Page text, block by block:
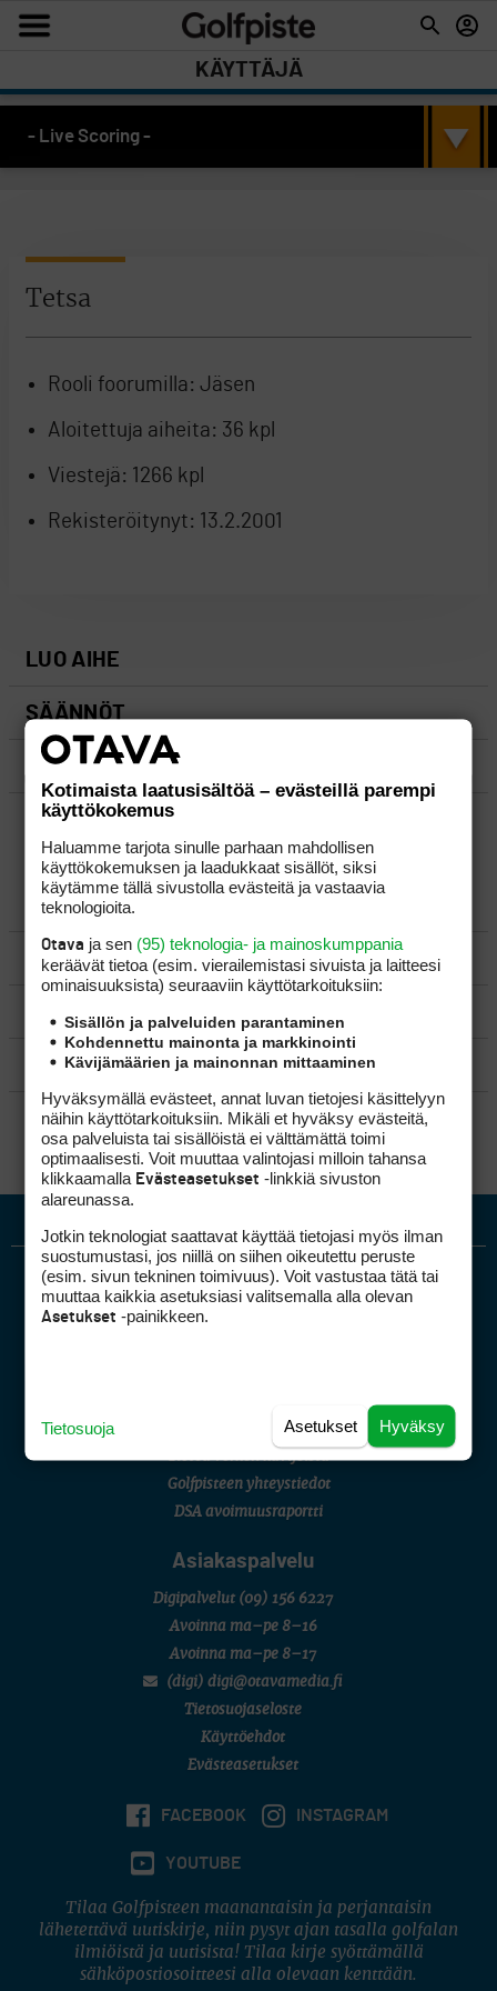
KÄYTTÄJÄ
- Live Scoring -
Tetsa
Rooli foorumilla: Jäsen
Aloitettuja aiheita: 36 kpl
Viestejä: 1266 kpl
Rekisteröitynyt: 13.2.2001
LUO AIHE
SÄÄNNÖT
OHJEET
UUSIMMAT VIESTIKETJUT
YLEISTÄ
VÄLINEET
MATKAILU
KILPAGOLF & HARJOITTELU
SÄÄNNÖT
Mediahinnasto
Golfpisteen yhteystiedot
DSA avoimuusraportti
Asiakaspalvelu
Digipalvelut (09) 156 6227
Avoinna ma–pe 8–16
Avoinna ma–pe 8–17
(digi) digi@otavamedia.fi
Tietosuojaseloste
Käyttöehdot
Evästeasetukset
FACEBOOK INSTAGRAM
YOUTUBE
Tilaa Golfpisteen maanantaisin ja perjantaisin
lähetettävä uutiskirje, niin pysyt ajan tasalla golfalan
ilmiöistä ja uutisista! Tilaa kirje syöttämällä
sähköpostiosoitteesi alla olevaan kenttään.
Kotimaista laatusisältöä – evästeillä parempi
käyttökokemus
Haluamme tarjota sinulle parhaan mahdollisen
käyttökokemuksen ja laadukkaat sisällöt, siksi
käytämme tällä sivustolla evästeitä ja vastaavia
teknologioita.
Otava ja sen (95) teknologia- ja mainoskumppania
keräävät tietoa (esim. vierailemis­tasi sivuista ja laitteesi
ominaisuuk­sista) seuraaviin käyttötarkoituksiin:
Sisällön ja palveluiden parantaminen
Kohdennettu mainonta ja markkinointi
Kävijämäärien ja mainonnan mittaaminen
Hyväksymällä evästeet, annat luvan tietojesi käsittelyyn
näihin käyttötarkoituksiin. Mikäli et hyväksy evästeitä,
osa palveluista tai sisällöistä ei välttämättä toimi
optimaalisesti. Voit muuttaa valintojasi milloin tahansa
klikkaamalla Evästeasetukset -linkkiä sivuston
alareunassa.
Jotkin teknologiat saattavat käyttää tietojasi myös ilman
suostumustasi, jos niillä on siihen oikeutettu peruste
(esim. sivun tekninen toimivuus). Voit vastustaa tätä tai
muuttaa kaikkia asetuksiasi valitsemalla alla olevan
Asetukset -painikkeen.
Hyväksy
Asetukset
Tietosuoja